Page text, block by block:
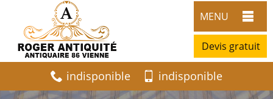
MENU
Devis gratuit
indisponible indisponible